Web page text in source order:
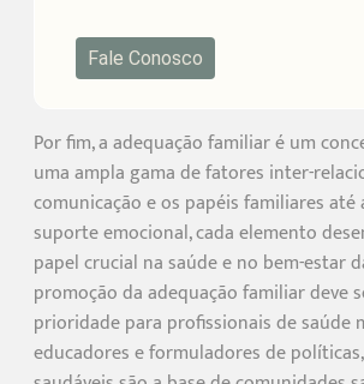
Fale Conosco
Por fim, a adequação familiar é um
uma ampla gama de fatores inter-
comunicação e os papéis familiares até
suporte emocional, cada elemento
papel crucial na saúde e no bem-estar
promoção da adequação familiar deve
prioridade para profissionais de saúde
educadores e formuladores de